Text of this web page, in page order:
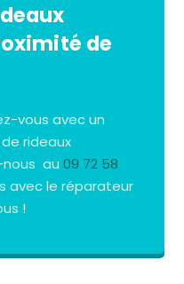
de
vous avec un
rideaux
nous au09 72 58
avec le réparateur
!